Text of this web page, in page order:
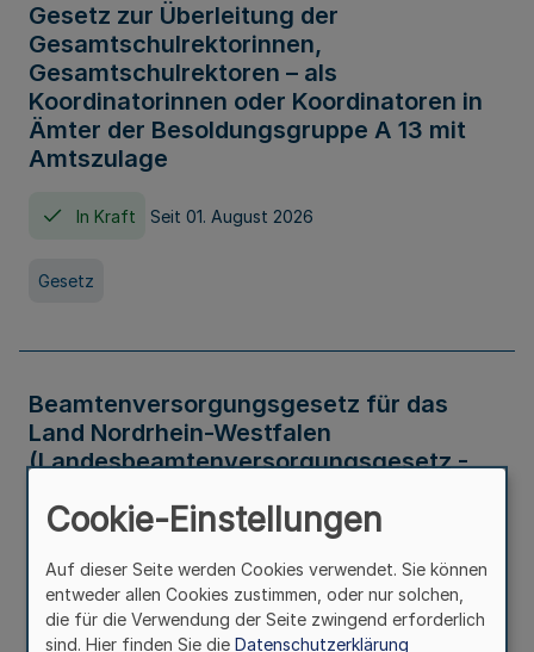
Gesetz zur Überleitung der
Gesamtschulrektorinnen,
Gesamtschulrektoren – als
Koordinatorinnen oder Koordinatoren in
Ämter der Besoldungsgruppe A 13 mit
Amtszulage
In Kraft Seit 01. August 2026
Gesetz
Beamtenversorgungsgesetz für das
Land Nordrhein-Westfalen
(Landesbeamtenversorgungsgesetz -
Gesetz
Cookie-Einstellungen
Auf dieser Seite werden Cookies verwendet. Sie können
entweder allen Cookies zustimmen, oder nur solchen,
die für die Verwendung der Seite zwingend erforderlich
sind. Hier finden Sie die Datenschutzerklärung